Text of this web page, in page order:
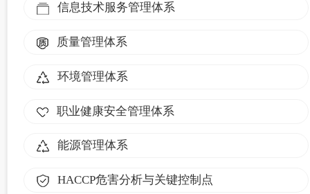
信息技术服务管理体系
质量管理体系
环境管理体系
职业健康安全管理体系
能源管理体系
HACCP危害分析与关键控制点